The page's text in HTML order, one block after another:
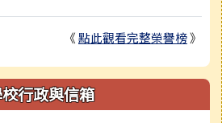
《點此觀看完整榮譽榜》
行政與信箱